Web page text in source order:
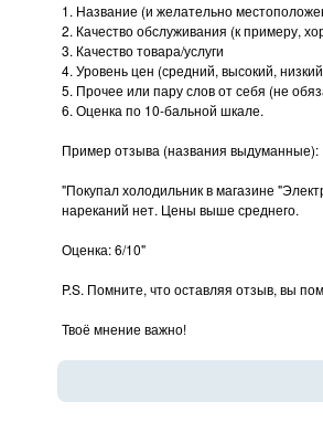
1. Название (и желательно
2. Качество обслуживания (к примеру,
3. Качество товара/услуги
4. Уровень цен (средний, высокий,
5. Прочее или пару слов от себя (не
6. Оценка по 10-бальной шкале.
Пример отзыва (названия выдуманные):
"Покупал холодильник в магазине
нареканий нет. Цены выше среднего.
Оценка: 6/10"
P.S. Помните, что оставляя отзыв, вы
Твоё мнение важно!